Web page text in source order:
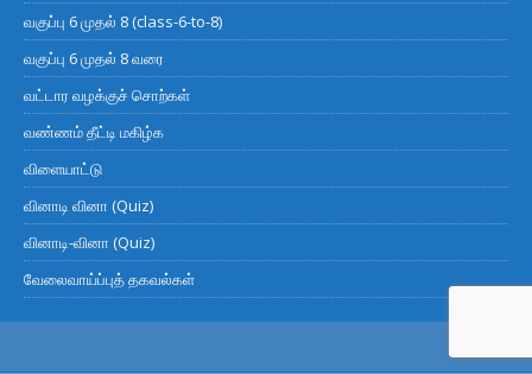
வகுப்பு 6 முதல் 8 (class-6-to-8)
வகுப்பு 6 முதல் 8 வரை
வட்டார வழக்குச் சொற்கள்
வண்ணம் தீட்டி மகிழ்க
விளையாட்டு
வினாடி வினா (Quiz)
வினாடி-வினா (Quiz)
வேலைவாய்ப்புத் தகவல்கள்